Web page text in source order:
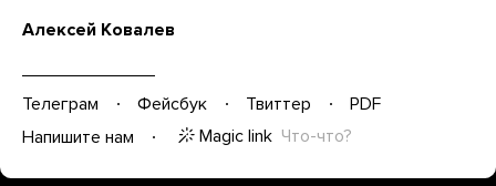
Алексей Ковалев
Телеграм Фейсбук Твиттер
PDF
Напишите нам
Magic link Что-что?